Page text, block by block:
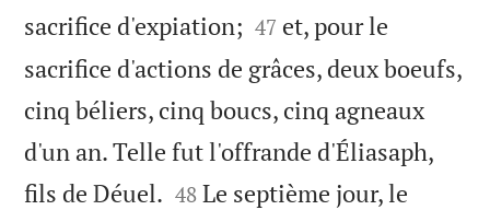
sacrifice d'expiation; 

47 et, pour le
sacrifice d'actions de grâces, deux boeufs,
cinq béliers, cinq boucs, cinq agneaux
d'un an. Telle fut l'offrande d'Éliasaph,
fils de Déuel. 

48 Le septième jour, le